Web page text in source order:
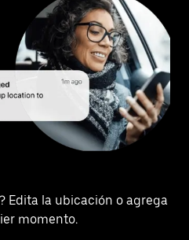
Edita la ubicación o agrega
momento.